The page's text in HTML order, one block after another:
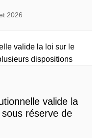
2026
valide la
réserve de